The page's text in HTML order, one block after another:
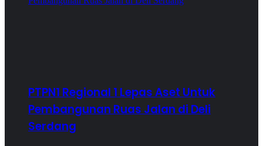
PTPN1 Regional 1 Lepas Aset Untuk
Pembangunan Ruas Jalan di Deli
Serdang